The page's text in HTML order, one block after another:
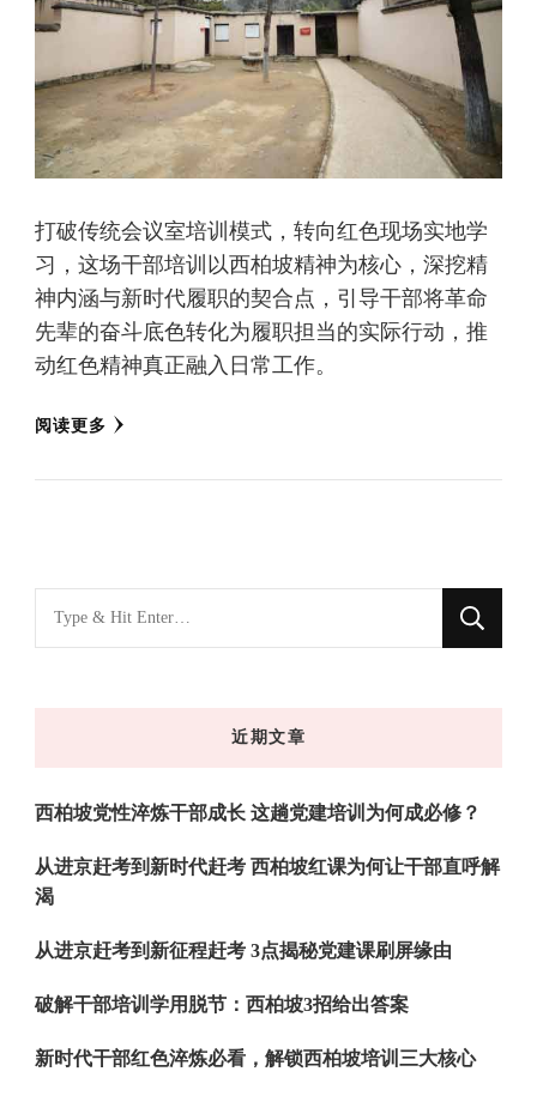
打破传统会议室培训模式，转向红色现场实地学
习，这场干部培训以西柏坡精神为核心，深挖精
神内涵与新时代履职的契合点，引导干部将革命
先辈的奋斗底色转化为履职担当的实际行动，推
动红色精神真正融入日常工作。
阅读更多
找
什
近期文章
西柏坡党性淬炼干部成长 这趟党建培训为何成必修？
从进京赶考到新时代赶考 西柏坡红课为何让干部直呼解
渴
从进京赶考到新征程赶考 3点揭秘党建课刷屏缘由
破解干部培训学用脱节：西柏坡3招给出答案
新时代干部红色淬炼必看，解锁西柏坡培训三大核心